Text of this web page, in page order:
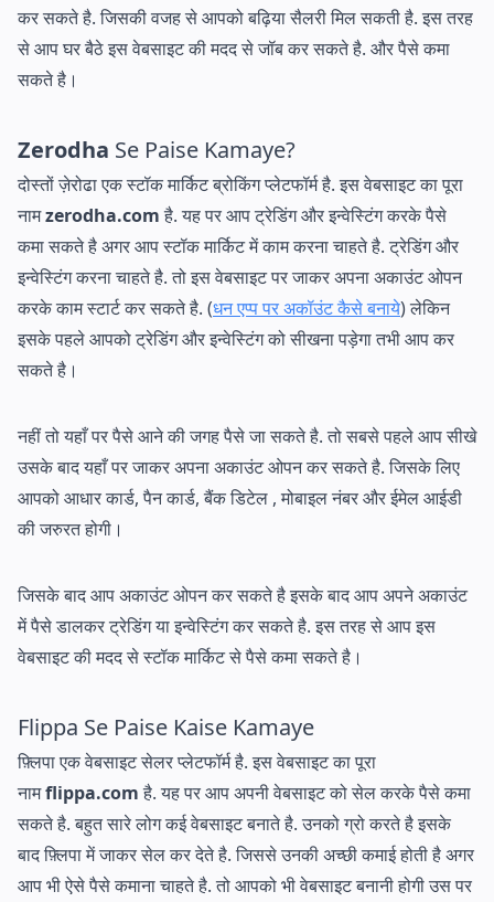
कर सकते है. जिसकी वजह से आपको बढ़िया सैलरी मिल सकती है. इस तरह
से आप घर बैठे इस वेबसाइट की मदद से जॉब कर सकते है. और पैसे कमा
सकते है।
Zerodha Se Paise Kamaye?
दोस्तों ज़ेरोढा एक स्टॉक मार्किट ब्रोकिंग प्लेटफॉर्म है. इस वेबसाइट का पूरा
नामzerodha.comहै. यह पर आप ट्रेडिंग और इन्वेस्टिंग करके पैसे
कमा सकते है अगर आप स्टॉक मार्किट में काम करना चाहते है. ट्रेडिंग और
इन्वेस्टिंग करना चाहते है. तो इस वेबसाइट पर जाकर अपना अकाउंट ओपन
करके काम स्टार्ट कर सकते है. (धन एप्प पर अकॉउंट कैसे बनाये) लेकिन
इसके पहले आपको ट्रेडिंग और इन्वेस्टिंग को सीखना पड़ेगा तभी आप कर
सकते है।
नहीं तो यहाँ पर पैसे आने की जगह पैसे जा सकते है. तो सबसे पहले आप सीखे
उसके बाद यहाँ पर जाकर अपना अकाउंट ओपन कर सकते है. जिसके लिए
आपको आधार कार्ड, पैन कार्ड, बैंक डिटेल , मोबाइल नंबर और ईमेल आईडी
की जरुरत होगी।
जिसके बाद आप अकाउंट ओपन कर सकते है इसके बाद आप अपने अकाउंट
में पैसे डालकर ट्रेडिंग या इन्वेस्टिंग कर सकते है. इस तरह से आप इस
वेबसाइट की मदद से स्टॉक मार्किट से पैसे कमा सकते है।
Flippa Se Paise Kaise Kamaye
फ़्लिपा एक वेबसाइट सेलर प्लेटफॉर्म है. इस वेबसाइट का पूरा
नामflippa.comहै. यह पर आप अपनी वेबसाइट को सेल करके पैसे कमा
सकते है. बहुत सारे लोग कई वेबसाइट बनाते है. उनको ग्रो करते है इसके
बाद फ़्लिपा में जाकर सेल कर देते है. जिससे उनकी अच्छी कमाई होती है अगर
आप भी ऐसे पैसे कमाना चाहते है. तो आपको भी वेबसाइट बनानी होगी उस पर